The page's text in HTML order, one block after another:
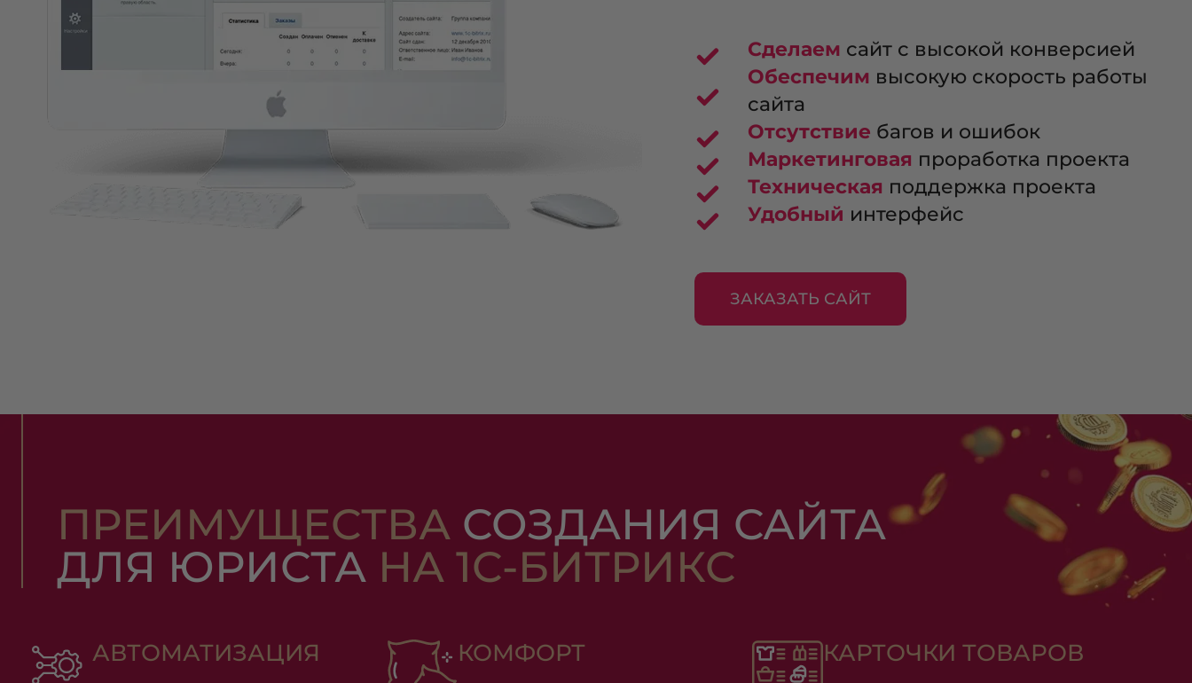
Сделаем сайт с высокой конверсией
Обеспечим высокую скорость работы
сайта
Отсутствие багов и ошибок
Маркетинговая проработка проекта
Техническая поддержка проекта
Удобный интерфейс
ЗАКАЗАТЬ САЙТ
ПРЕИМУЩЕСТВА СОЗДАНИЯ САЙТА
ДЛЯ ЮРИСТА НА 1С-БИТРИКС
АВТОМАТИЗАЦИЯ КОМФОРТ КАРТОЧКИ ТОВАРОВ